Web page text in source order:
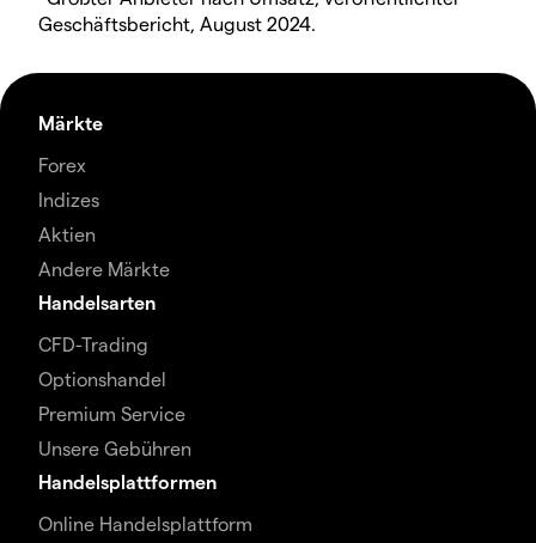
Geschäftsbericht, August 2024.
Märkte
Forex
Indizes
Aktien
Andere Märkte
Handelsarten
CFD-Trading
Optionshandel
Premium Service
Unsere Gebühren
Handelsplattformen
Online Handelsplattform